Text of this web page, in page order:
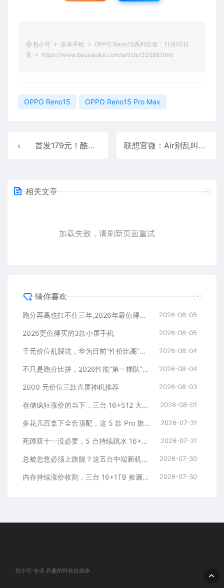
包小可 安卓手机
OPPO Reno15系列官宣：11月10日
见
https://www.baoxiaoke.com/article/33588.html
OPPO Reno15 OPPO Reno15 Pro Max
首发179元！酷态科25号超级电能块SE发布：25000mAh+120W快充 联想官微：Air别乱叫！moto X70 Air不到6mm/160g才是真Air
相关文章
加载失败，请刷新页面重试
猜你喜欢
跑分再高也扛不住三年,2026年最值得长期用的5款手机 2026-08-05
2026更值得买的3款小屏手机 2026-08-05
千元价位乱踩坑，华为目前“性价比高”的3款手机 2026-08-04
不只是跑分比拼，2026性能“第一梯队”的旗舰手机 2026-08-04
2000 元价位三款直屏神机推荐 2026-08-03
存储疯狂涨价的当下，三台 16+512 大存储旗舰，一步告别清内存内耗 2026-08-01
多花几百拿下全套顶配，这 5 款 Pro 旗舰，一步到位用好多年 2026-07-31
死蹲双十一没必要，5 台持续跳水 16+512 机型，一步稳用五年 2026-07-31
总被忽悠必须上旗舰？这五台中端新机，踏踏实实流畅五年 2026-07-30
内存持续涨价收割，三台 16+1TB 捡漏神机，安稳流畅用五年 2026-07-30
包小可-专业.有趣的科技自媒体